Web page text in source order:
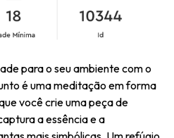
para o seu ambiente com o
é uma meditação em forma
você crie uma peça de
a essência e a